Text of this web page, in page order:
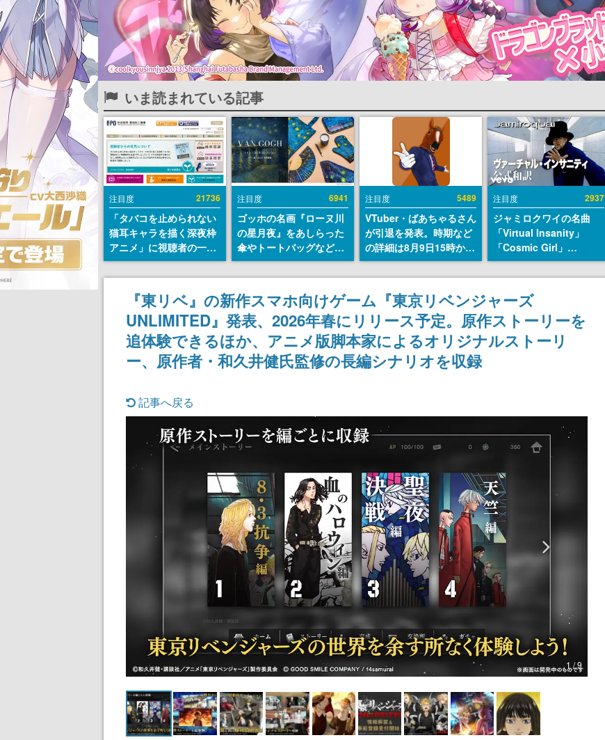
いま読まれている記事
注目度 21736
「タバコを止められない
猫耳キャラを描く深夜枠
アニメ」に視聴者の一部
から批判意見。違法薬物
の使用と思しき描写も含
めて、BPOが議論を交わ
注目度 6941
ゴッホの名画『ローヌ川
の星月夜』をあしらった
傘やトートバッグなどが
登場。8月7日21時より2
日間限定で予約販売
注目度 5489
VTuber・ばあちゃるさん
が引退を発表。時期など
の詳細は8月9日15時から
の配信で説明
注目度 2937
ジャミロクワイの名曲
「Virtual Insanity」
「Cosmic Girl」
「Canned Heat」公式日
本語字幕付きMVがいき
なり公開！「SUMMER
SONIC 2026」での9年ぶ
りとなる日本公演を記念
して
『東リベ』の新作スマホ向けゲーム『東京リベンジャーズ
UNLIMITED』発表、2026年春にリリース予定。原作ストーリーを
追体験できるほか、アニメ版脚本家によるオリジナルストーリ
ー、原作者・和久井健氏監修の長編シナリオを収録
記事へ戻る
1 / 9